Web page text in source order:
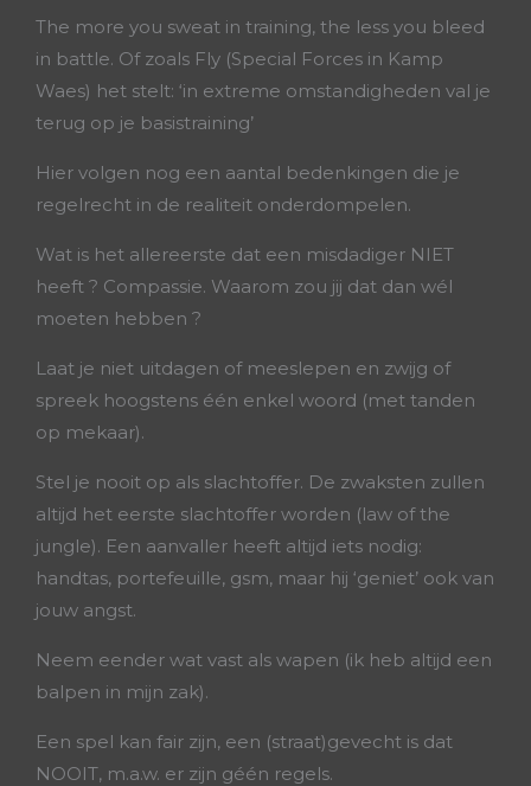
The more you sweat in training, the less you bleed
in battle. Of zoals Fly (Special Forces in Kamp
Waes) het stelt: ‘in extreme omstandigheden val je
terug op je basistraining’
Hier volgen nog een aantal bedenkingen die je
regelrecht in de realiteit onderdompelen.
Wat is het allereerste dat een misdadiger NIET
heeft ? Compassie. Waarom zou jij dat dan wél
moeten hebben ?
Laat je niet uitdagen of meeslepen en zwijg of
spreek hoogstens één enkel woord (met tanden
op mekaar).
Stel je nooit op als slachtoffer. De zwaksten zullen
altijd het eerste slachtoffer worden (law of the
jungle). Een aanvaller heeft altijd iets nodig:
handtas, portefeuille, gsm, maar hij ‘geniet’ ook van
jouw angst.
Neem eender wat vast als wapen (ik heb altijd een
balpen in mijn zak).
Een spel kan fair zijn, een (straat)gevecht is dat
NOOIT, m.a.w. er zijn géén regels.